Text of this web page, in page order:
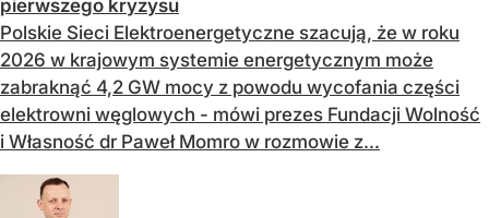
pierwszego kryzysu
Polskie Sieci Elektroenergetyczne szacują, że w roku
2026 w krajowym systemie energetycznym może
zabraknąć 4,2 GW mocy z powodu wycofania części
elektrowni węglowych - mówi prezes Fundacji Wolność
i Własność dr Paweł Momro w rozmowie z...